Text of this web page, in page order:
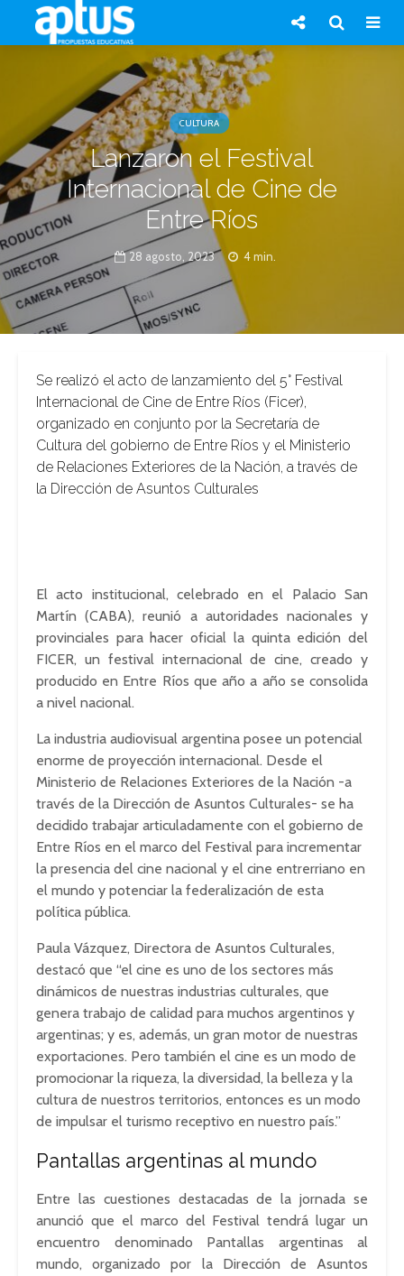
CULTURA
Lanzaron el Festival
Internacional de Cine de
Entre Ríos
28 agosto, 2023 4 min.
Se realizó el acto de lanzamiento del 5° Festival
Internacional de Cine de Entre Ríos (Ficer),
organizado en conjunto por la Secretaría de
Cultura del gobierno de Entre Ríos y el Ministerio
de Relaciones Exteriores de la Nación, a través de
la Dirección de Asuntos Culturales
El acto institucional, celebrado en el Palacio San
Martín (CABA), reunió a autoridades nacionales y
provinciales para hacer oficial la quinta edición del
FICER, un festival internacional de cine, creado y
producido en Entre Ríos que año a año se consolida
a nivel nacional.
La industria audiovisual argentina posee un potencial
enorme de proyección internacional. Desde el
Ministerio de Relaciones Exteriores de la Nación -a
través de la Dirección de Asuntos Culturales- se ha
decidido trabajar articuladamente con el gobierno de
Entre Ríos en el marco del Festival para incrementar
la presencia del cine nacional y el cine entrerriano en
el mundo y potenciar la federalización de esta
política pública.
Paula Vázquez, Directora de Asuntos Culturales,
destacó que “el cine es uno de los sectores más
dinámicos de nuestras industrias culturales, que
genera trabajo de calidad para muchos argentinos y
argentinas; y es, además, un gran motor de nuestras
exportaciones. Pero también el cine es un modo de
promocionar la riqueza, la diversidad, la belleza y la
cultura de nuestros territorios, entonces es un modo
de impulsar el turismo receptivo en nuestro país.”
Pantallas argentinas al mundo
Entre las cuestiones destacadas de la jornada se
anunció que el marco del Festival tendrá lugar un
encuentro denominado Pantallas argentinas al
mundo, organizado por la Dirección de Asuntos